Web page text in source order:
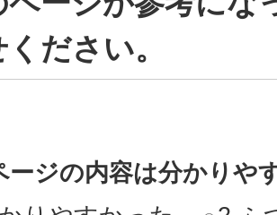
ださい。
ージの内容は分かりや